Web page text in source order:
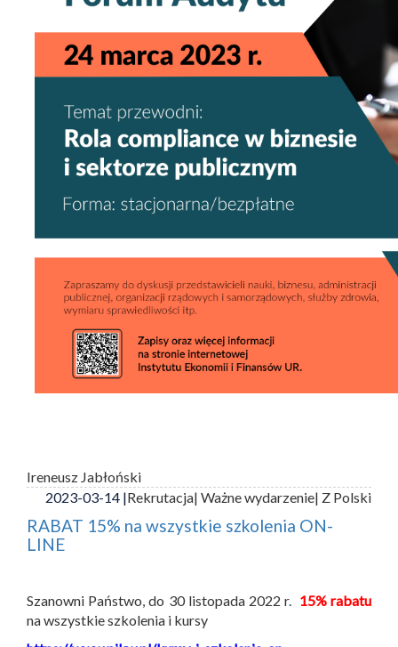
Ireneusz Jabłoński
2023-03-14 |Rekrutacja| Ważne wydarzenie| Z Polski
RABAT 15% na wszystkie szkolenia ON-
LINE
Szanowni Państwo, do 30 listopada 2022 r. 15% rabatu
na wszystkie szkolenia i kursy